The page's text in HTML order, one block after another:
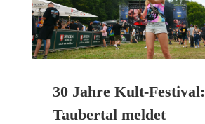
30 Jahre Kult-Festival:
Taubertal meldet